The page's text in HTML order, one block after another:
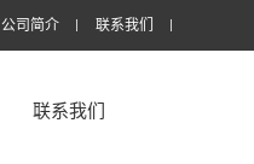
公司简介 联系我们
联系我们